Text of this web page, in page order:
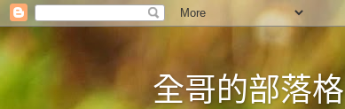
全哥的部落格